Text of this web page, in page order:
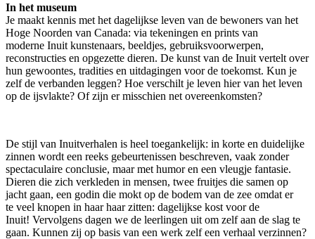
In het museum
Je maakt kennis met het dagelijkse leven van de bewoners van het
Hoge Noorden van Canada: via tekeningen en prints van
moderne Inuit kunstenaars, beeldjes, gebruiksvoorwerpen,
reconstructies en opgezette dieren. De kunst van de Inuit vertelt over
hun gewoontes, tradities en uitdagingen voor de toekomst. Kun je
zelf de verbanden leggen? Hoe verschilt je leven hier van het leven
op de ijsvlakte? Of zijn er misschien net overeenkomsten?
De stijl van Inuitverhalen is heel toegankelijk: in korte en duidelijke
zinnen wordt een reeks gebeurtenissen beschreven, vaak zonder
spectaculaire conclusie, maar met humor en een vleugje fantasie.
Dieren die zich verkleden in mensen, twee fruitjes die samen op
jacht gaan, een godin die mokt op de bodem van de zee omdat er
te veel knopen in haar haar zitten: dagelijkse kost voor de
Inuit! Vervolgens dagen we de leerlingen uit om zelf aan de slag te
gaan. Kunnen zij op basis van een werk zelf een verhaal verzinnen?